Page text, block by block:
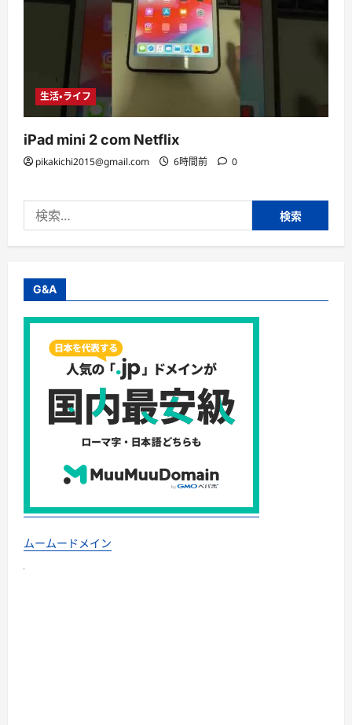
生活・ライフ
iPad mini 2 com Netflix
pikakichi2015@gmail.com 6時間前 0
索:
G&A
ムームードメイン